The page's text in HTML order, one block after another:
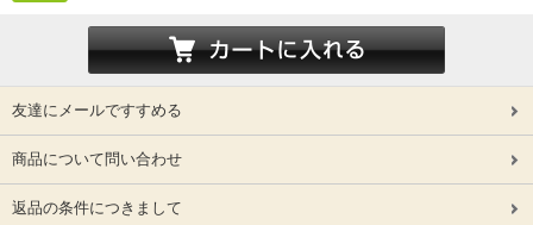
友達にメールですすめる
商品について問い合わせ
返品の条件につきまして